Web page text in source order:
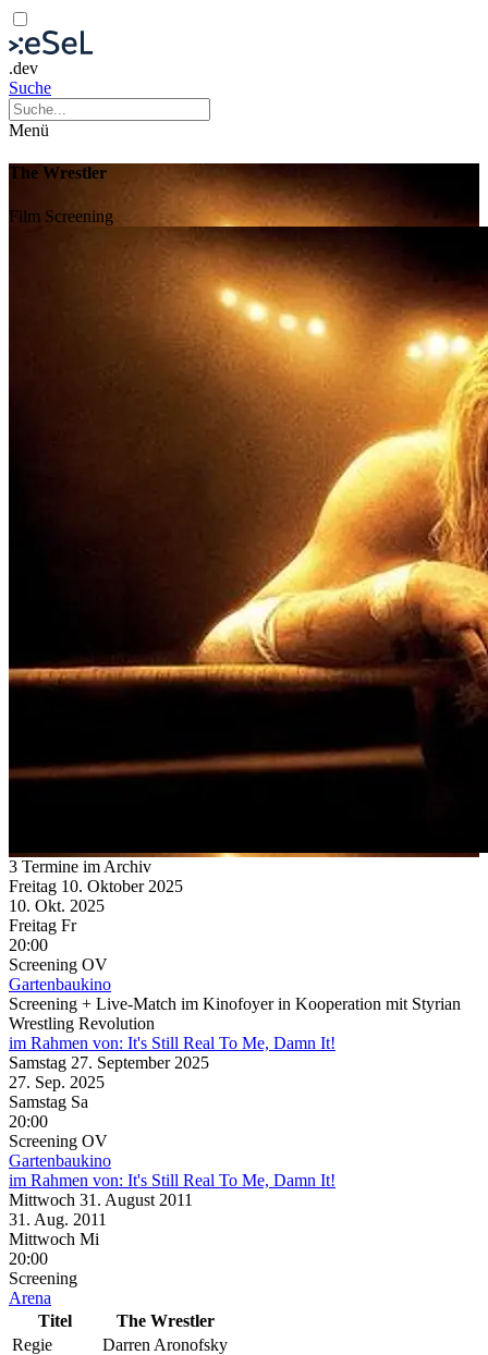
.dev
Suche
Menü
The Wrestler
Film Screening
3 Termine im Archiv
Freitag 10. Oktober 2025
10. Okt. 2025
Freitag Fr
20:00
Screening OV
Gartenbaukino
Screening + Live-Match im Kinofoyer in Kooperation mit Styrian
Wrestling Revolution
im Rahmen von: It's Still Real To Me, Damn It!
Samstag 27. September 2025
27. Sep. 2025
Samstag Sa
20:00
Screening OV
Gartenbaukino
im Rahmen von: It's Still Real To Me, Damn It!
Mittwoch 31. August 2011
31. Aug. 2011
Mittwoch Mi
20:00
Screening
Arena
Titel
The Wrestler
Regie
Darren Aronofsky